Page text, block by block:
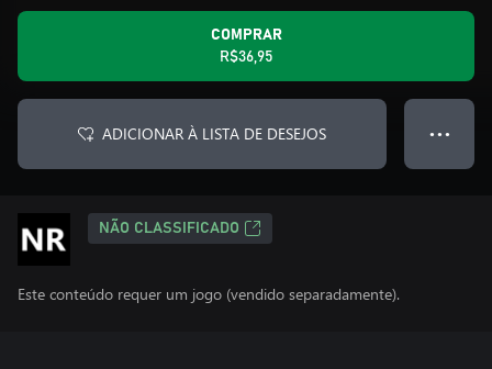
COMPRAR
R$36,95
ADICIONAR À LISTA DE DESEJOS ● ● ●
NÃO CLASSIFICADO
Este conteúdo requer um jogo (vendido separadamente).